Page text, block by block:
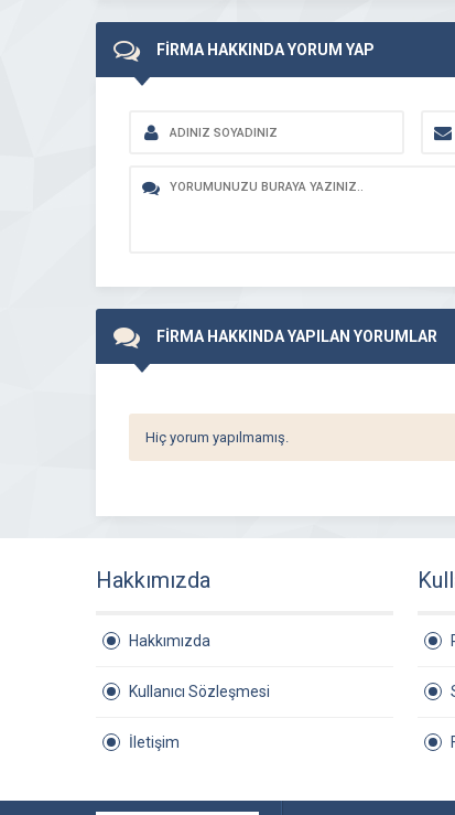
FİRMA HAKKINDA YORUM YAP
FİRMA HAKKINDA YAPILAN YORUMLAR
Hiç yorum yapılmamış.
Hakkımızda
Hakkımızda
Kullanıcı Sözleşmesi
İletişim